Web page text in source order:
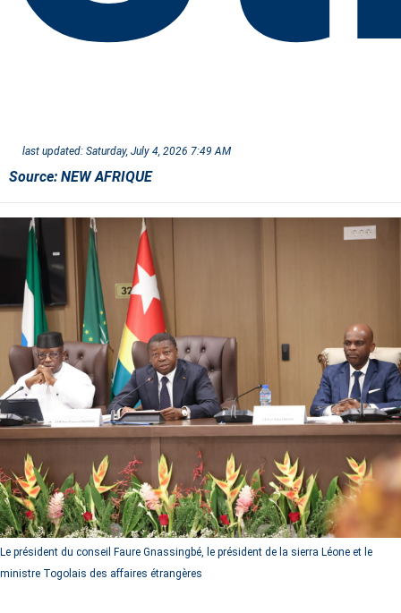
last updated: Saturday, July 4, 2026 7:49 AM
Source: NEW AFRIQUE
Le président du conseil Faure Gnassingbé, le président de la sierra Léone et le
ministre Togolais des affaires étrangères